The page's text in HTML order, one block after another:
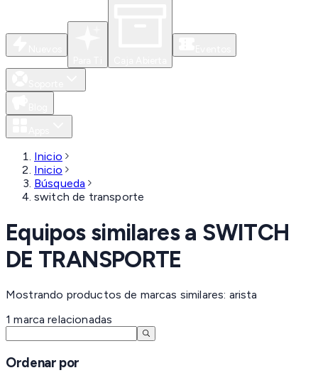
Inicio
Inicio
Búsqueda
switch de transporte
Equipos similares a SWITCH
DE TRANSPORTE
Mostrando productos de marcas similares: arista
1 marca relacionadas
Ordenar por